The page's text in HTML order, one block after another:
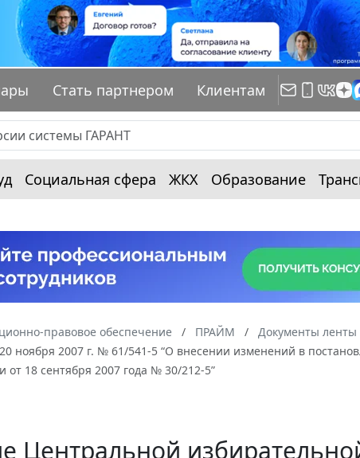
Стать партнером Клиентам
Социальная сфера ЖКХ Образование
правовое обеспечение ПРАЙМ Документы
ноября 2007 г. № 61/541-5 “О внесении изменений в
от 18 сентября 2007 года № 30/212-5”
Центральной